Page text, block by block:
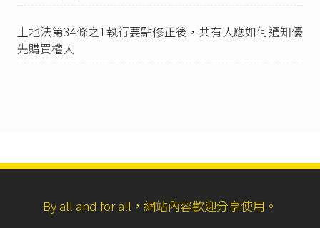
土地法第34條之1執行要點修正後，共有人應如何通知優
先購買權人
By all and for all，網站內容歡迎分享使用。